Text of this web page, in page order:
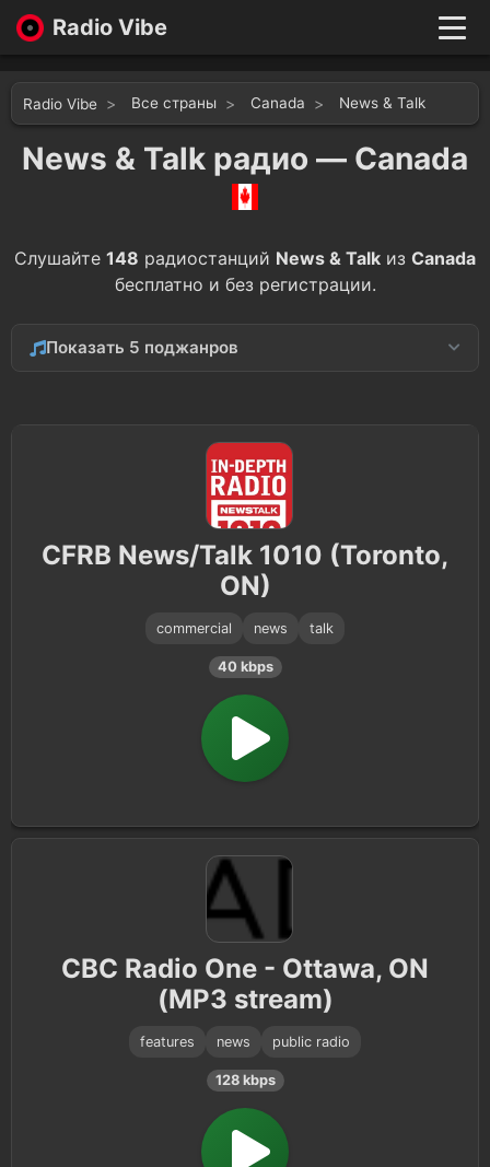
Radio Vibe
New
Genres
Likes
Top 100
Radio Vibe Все страны Canada News & Talk
News & Talk радио — Canada
Слушайте 148 радиостанций News & Talk из Canada
бесплатно и без регистрации.
Показать 5 поджанров
Culture
CFRB News/Talk 1010 (Toronto,
ON)
commercial news talk
40 kbps
CBC Radio One - Ottawa, ON
(MP3 stream)
features news public radio
128 kbps